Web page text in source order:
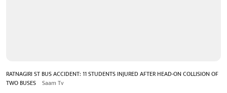
RATNAGIRI ST BUS ACCIDENT: 11 STUDENTS INJURED AFTER HEAD-ON COLLISION OF
TWO BUSES Saam Tv